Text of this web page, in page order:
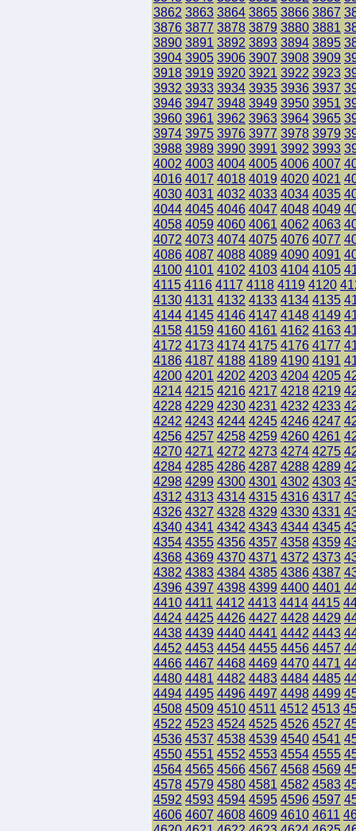
3862 3863 3864 3865 3866 3867
3876 3877 3878 3879 3880 3881
3890 3891 3892 3893 3894 3895
3904 3905 3906 3907 3908 3909
3918 3919 3920 3921 3922 3923
3932 3933 3934 3935 3936 3937
3946 3947 3948 3949 3950 3951
3960 3961 3962 3963 3964 3965
3974 3975 3976 3977 3978 3979
3988 3989 3990 3991 3992 3993
4002 4003 4004 4005 4006 4007
4016 4017 4018 4019 4020 4021
4030 4031 4032 4033 4034 4035
4044 4045 4046 4047 4048 4049
4058 4059 4060 4061 4062 4063
4072 4073 4074 4075 4076 4077
4086 4087 4088 4089 4090 4091
4100 4101 4102 4103 4104 4105
4115 4116 4117 4118 4119 4120
4130 4131 4132 4133 4134 4135
4144 4145 4146 4147 4148 4149
4158 4159 4160 4161 4162 4163
4172 4173 4174 4175 4176 4177
4186 4187 4188 4189 4190 4191
4200 4201 4202 4203 4204 4205
4214 4215 4216 4217 4218 4219
4228 4229 4230 4231 4232 4233
4242 4243 4244 4245 4246 4247
4256 4257 4258 4259 4260 4261
4270 4271 4272 4273 4274 4275
4284 4285 4286 4287 4288 4289
4298 4299 4300 4301 4302 4303
4312 4313 4314 4315 4316 4317
4326 4327 4328 4329 4330 4331
4340 4341 4342 4343 4344 4345
4354 4355 4356 4357 4358 4359
4368 4369 4370 4371 4372 4373
4382 4383 4384 4385 4386 4387
4396 4397 4398 4399 4400 4401
4410 4411 4412 4413 4414 4415
4424 4425 4426 4427 4428 4429
4438 4439 4440 4441 4442 4443
4452 4453 4454 4455 4456 4457
4466 4467 4468 4469 4470 4471
4480 4481 4482 4483 4484 4485
4494 4495 4496 4497 4498 4499
4508 4509 4510 4511 4512 4513
4522 4523 4524 4525 4526 4527
4536 4537 4538 4539 4540 4541
4550 4551 4552 4553 4554 4555
4564 4565 4566 4567 4568 4569
4578 4579 4580 4581 4582 4583
4592 4593 4594 4595 4596 4597
4606 4607 4608 4609 4610 4611